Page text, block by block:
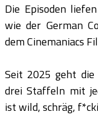
Die Episoden
wie der German
dem Cinemaniacs
Seit 2025 geht
drei Staffeln mit
ist wild, schräg,